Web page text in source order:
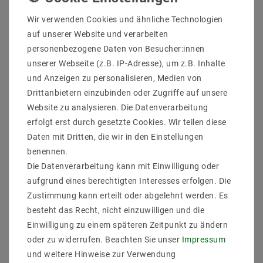
Hersteller: Mean Well
Artikelnr.: HLG-240H-24A
Typen: LED-Schaltnetzteil
Beschreibung: LED-Netzteil im Metallgehäuse mit
einem Eingangsspannungsbereich von 90~305VAC.
Mixed Mode Ausgang (spannungsstabilisiert bis
Maximalstrom mit nachfolgender Stromstabilsierung,
C.V.+C.C), Schutzklasse IP65
Leistungmax.: 240 W
AbmessungBreitein mm: 68
AbmessungHöhein mm: 38.8
AbmessungLängein mm: 244.2
Schutzart: IP65
Schutzklasse: I
Ausstattung: Universaleingang;Überlastschutz durch
Strombegrenzung, auto recovery;geschützt gegen
Wir verwenden Cookies und ähnliche Technologien
auf unserer Website und verarbeiten
personenbezogene Daten von Besucher:innen
unserer Webseite (z.B. IP-Adresse), um z.B. Inhalte
und Anzeigen zu personalisieren, Medien von
Drittanbietern einzubinden oder Zugriffe auf unsere
Website zu analysieren. Die Datenverarbeitung
erfolgt erst durch gesetzte Cookies. Wir teilen diese
Daten mit Dritten, die wir in den Einstellungen
benennen.
Die Datenverarbeitung kann mit Einwilligung oder
aufgrund eines berechtigten Interesses erfolgen. Die
Zustimmung kann erteilt oder abgelehnt werden. Es
besteht das Recht, nicht einzuwilligen und die
Einwilligung zu einem späteren Zeitpunkt zu ändern
oder zu widerrufen. Beachten Sie unser Impressum
und weitere Hinweise zur Verwendung